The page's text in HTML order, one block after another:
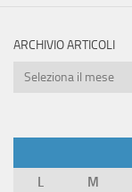
ARCHIVIO ARTICOLI
Archivio
L
M